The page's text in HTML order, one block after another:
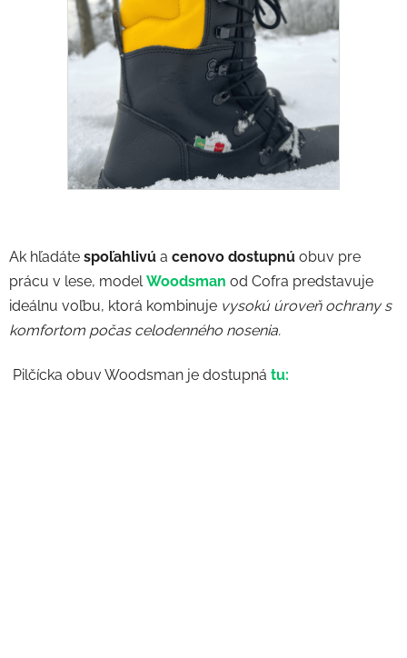
Ak hľadáte spoľahlivú a cenovo dostupnú obuv pre
prácu v lese, modelWoodsman od Cofra predstavuje
ideálnu voľbu, ktorá kombinuje vysokú úroveň ochrany s
komfortom počas celodenného nosenia.
Pilčícka obuv Woodsman je dostupná tu: